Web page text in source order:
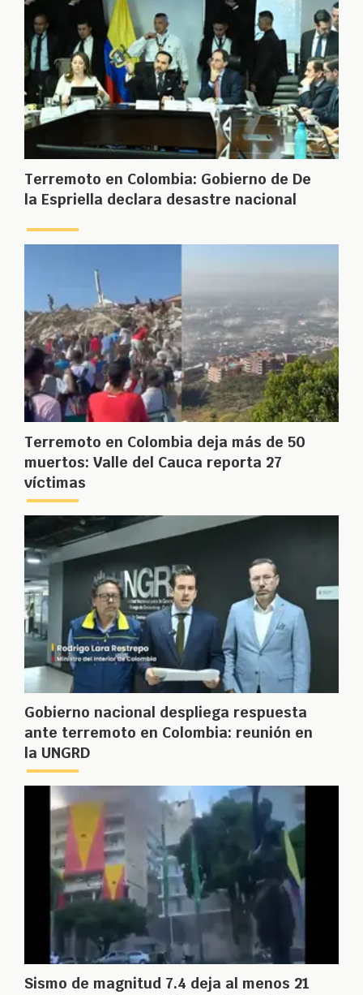
Terremoto en Colombia: Gobierno de De
la Espriella declara desastre nacional
Terremoto en Colombia deja más de 50
muertos: Valle del Cauca reporta 27
víctimas
Gobierno nacional despliega respuesta
ante terremoto en Colombia: reunión en
la UNGRD
Sismo de magnitud 7.4 deja al menos 21